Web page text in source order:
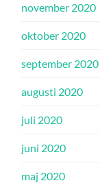
november 2020
oktober 2020
september 2020
augusti 2020
juli 2020
juni 2020
maj 2020